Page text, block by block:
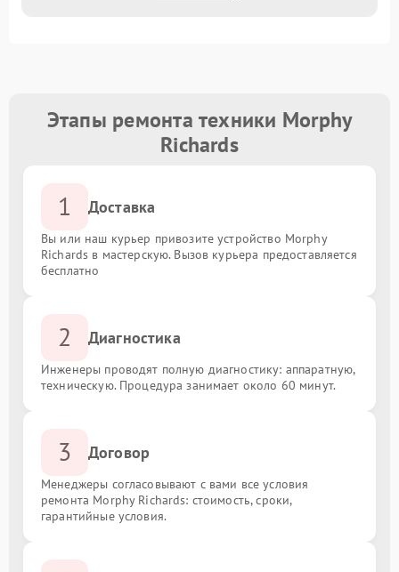
Этапы ремонта техники Morphy
Richards
1 Доставка
Вы или наш курьер привозите устройство Morphy
Richards в мастерскую. Вызов курьера предоставляется
бесплатно
2 Диагностика
Инженеры проводят полную диагностику: аппаратную,
техническую. Процедура занимает около 60 минут.
3 Договор
Менеджеры согласовывают с вами все условия
ремонта Morphy Richards: стоимость, сроки,
гарантийные условия.